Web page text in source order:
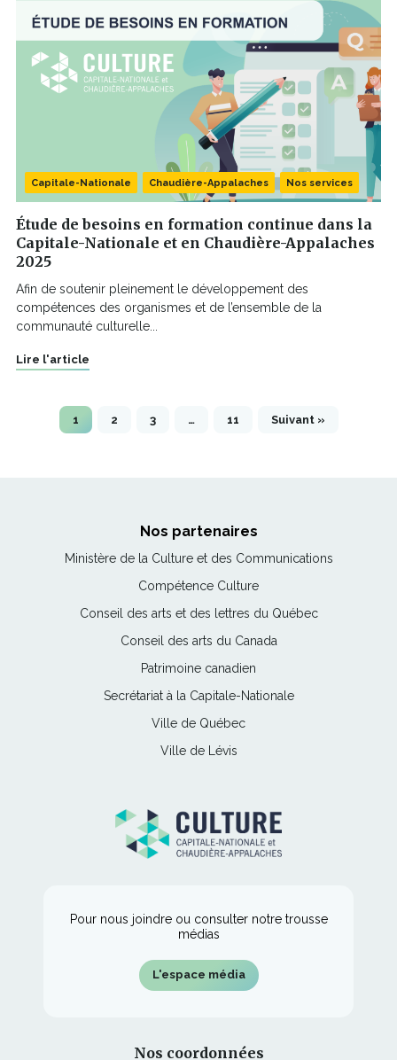
Capitale-Nationale Chaudière-Appalaches Nos services
Étude de besoins en formation continue dans la
Capitale-Nationale et en Chaudière-Appalaches
2025
Afin de soutenir pleinement le développement des
compétences des organismes et de l’ensemble de la
communauté culturelle...
Lire l'article
1 2 3 … 11 Suivant »
Nos partenaires
Ministère de la Culture et des CommunicationsCe
Compétence CultureCe
s'ouvrira
dans
fenêtre
Conseil des arts et des lettres du QuébecCe
Conseil des arts du CanadaCe
dans
Patrimoine canadien
s'ouvrira
Secrétariat à la Capitale-NationaleCe
Ville de QuébecCe
nouvelle
fenêtre
Ville de LévisCe
une
nouvelle
fenêtre
Pour nous joindre ou consulter notre trousse
médias
L'espace média
Nos coordonnées